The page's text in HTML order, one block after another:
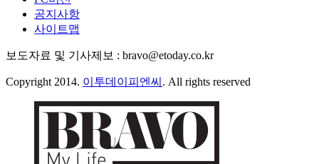
공지사항
사이트맵
보도자료 및 기사제보 : bravo@etoday.co.kr
Copyright 2014. 이투데이피엔씨 . All rights reserved